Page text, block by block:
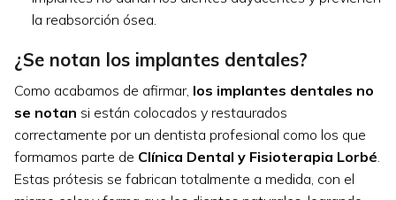
la reabsorción ósea.
¿Se notan los implantes dentales?
Como acabamos de afirmar, los implantes dentales no
se notan si están colocados y restaurados
correctamente por un dentista profesional como los que
formamos parte de Clínica Dental y Fisioterapia Lorbé
Estas prótesis se fabrican totalmente a medida, con el